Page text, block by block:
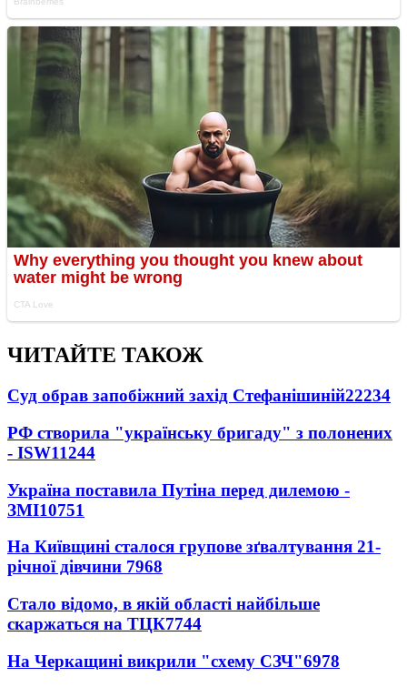
ЧИТАЙТЕ ТАКОЖ
Суд обрав запобіжний захід Стефанішиній22234
РФ створила "українську бригаду" з полонених
- ISW11244
Україна поставила Путіна перед дилемою -
ЗМІ10751
На Київщині сталося групове зґвалтування 21-
річної дівчини 7968
Стало відомо, в якій області найбільше
скаржаться на ТЦК7744
На Черкащині викрили "схему СЗЧ"6978